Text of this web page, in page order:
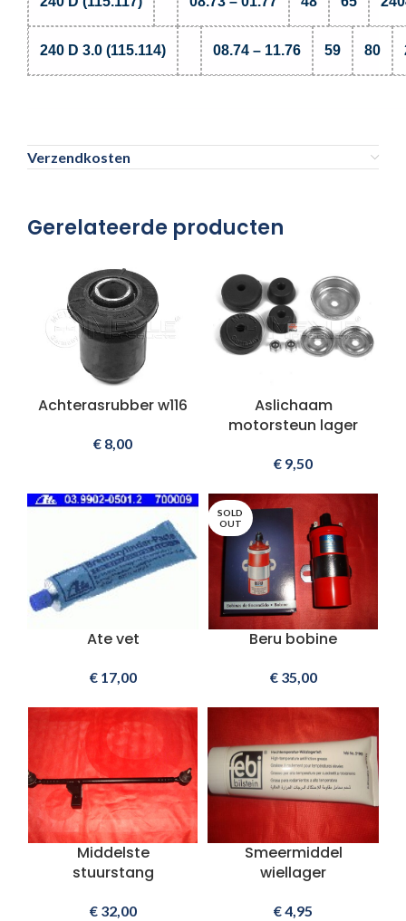
240 D 3.0 (115.114) 08.74 – 11.76 59 80
Verzendkosten
Gerelateerde producten
Achterasrubber w116
€ 8,00
Aslichaam
motorsteun lager
€ 9,50
Ate vet
€17,00
SOLD
OUT
Beru bobine
€35,00
Middelste
stuurstang
€32,00
Smeermiddel
wiellager
€4,95